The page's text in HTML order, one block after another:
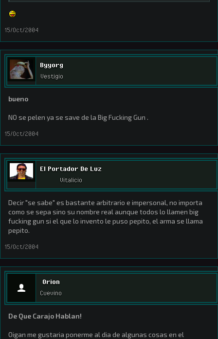
15/Oct/2004
Byyorg
Vestigio
bueno
NO se pelen ya se save de la Big Fucking Gun .
15/Oct/2004
El Portador De Luz
Vitalicio
Decir "se sabe" es bastante arbitrario e impersonal, no importa
como se sepa sino su nombre real aunque todos lo llamen big
fucking gun si el que lo invento le puso pepito, el arma se llama
pepito.
15/Oct/2004
Orion
Cuevino
De Que Carajo Hablan!
Oigan me gustaria ponerme al dia de algunas cosas en el